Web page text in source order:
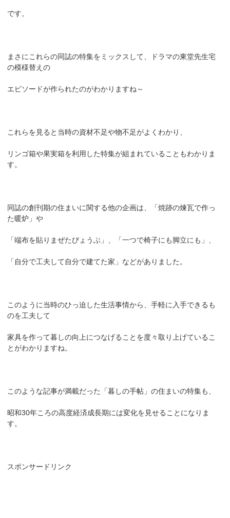
です。
まさにこれらの同誌の特集をミックスして、ドラマの東堂先生宅
の模様替えの
エピソードが作られたのがわかりますね～
これらを見ると当時の資材不足や物不足がよくわかり、
リンゴ箱や果実箱を利用した特集が組まれていることもわかりま
す。
同誌の創刊期の住まいに関する他の企画は、「焼跡の煉瓦で作っ
た暖炉」や
「端布を貼りまぜたびょうぶ」、「一つで椅子にも脚立にも」、
「自分で工夫して自分で建てた家」などがありました。
このように当時のひっ迫した生活事情から、手軽に入手できるも
のを工夫して
家具を作って暮しの向上につなげることを度々取り上げているこ
とがわかりますね。
このような記事が満載だった「暮しの手帖」の住まいの特集も、
昭和30年ころの高度経済成長期には変化を見せることになりま
す。
スポンサードリンク